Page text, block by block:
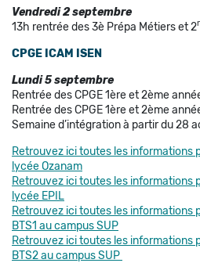
Vendredi 2 septembre
13h rentrée des 3è Prépa Métiers et 2
CPGE ICAM ISEN
Lundi 5 septembre
Rentrée des CPGE 1ère et 2ème
Rentrée des CPGE 1ère et 2ème
Semaine d’intégration à partir du 28
Retrouvez ici toutes les informations
lycée Ozanam
Retrouvez ici toutes les informations
lycée EPIL
Retrouvez ici toutes les informations
BTS1 au campus SUP
Retrouvez ici toutes les informations
BTS2 au campus SUP